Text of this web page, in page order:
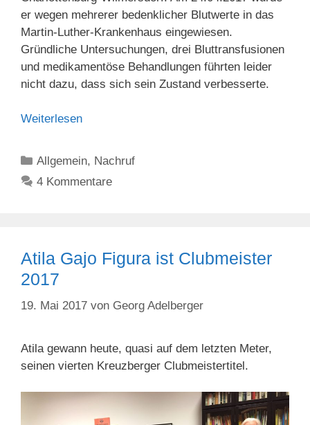
er wegen mehrerer bedenklicher Blutwerte in das
Martin-Luther-Krankenhaus eingewiesen.
Gründliche Untersuchungen, drei Bluttransfusionen
und medikamentöse Behandlungen führten leider
nicht dazu, dass sich sein Zustand verbesserte.
Weiterlesen
Kategorien
Allgemein, Nachruf
4 Kommentare
Atila Gajo Figura ist Clubmeister
2017
19. Mai 2017 von Georg Adelberger
Atila gewann heute, quasi auf dem letzten Meter,
seinen vierten Kreuzberger Clubmeistertitel.